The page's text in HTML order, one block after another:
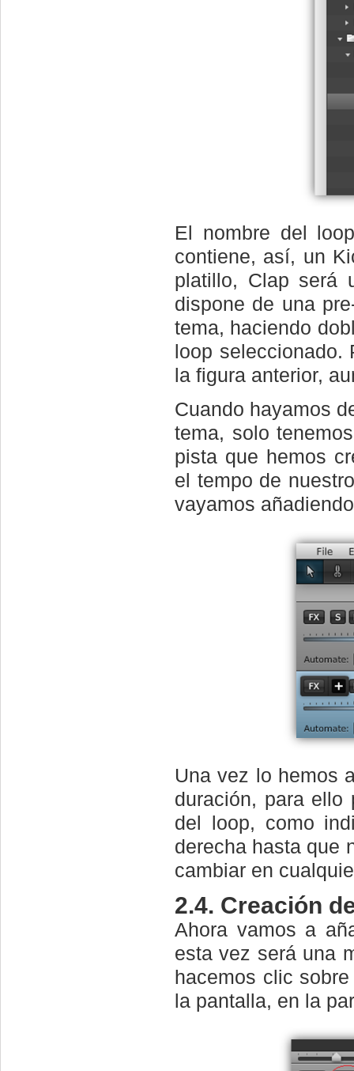
El nombre del
contiene, así, un
platillo, Clap será
dispone de una
tema, haciendo
loop
la figura anterior,
Cuando hayamos
tema, solo
pista que hemos
el tempo de
vayamos
Una vez lo hemos
duración, para ello
del loop, como
derecha hasta que
cambiar en
2.4. Creación
Ahora vamos a
esta vez será una
hacemos clic
la pantalla, en la